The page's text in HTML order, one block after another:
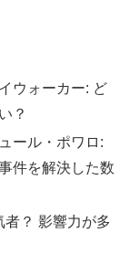
ウォーカー: ど
？
ール・ポワロ:
件を解決した数
者？ 影響力が多